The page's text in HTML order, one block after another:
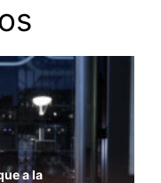
a la